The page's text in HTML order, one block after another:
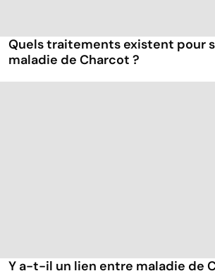
Quels traitements existent pour
maladie de Charcot ?
Y a-t-il un lien entre maladie de